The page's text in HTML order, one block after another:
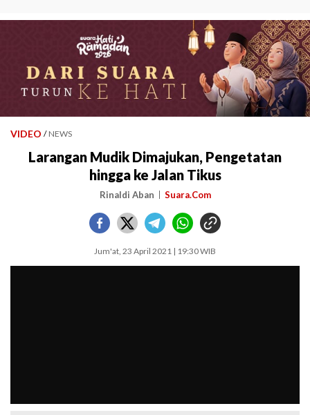
VIDEO / NEWS
Larangan Mudik Dimajukan, Pengetatan
hingga ke Jalan Tikus
Rinaldi Aban Suara.Com
Jum'at, 23 April 2021 | 19:30 WIB